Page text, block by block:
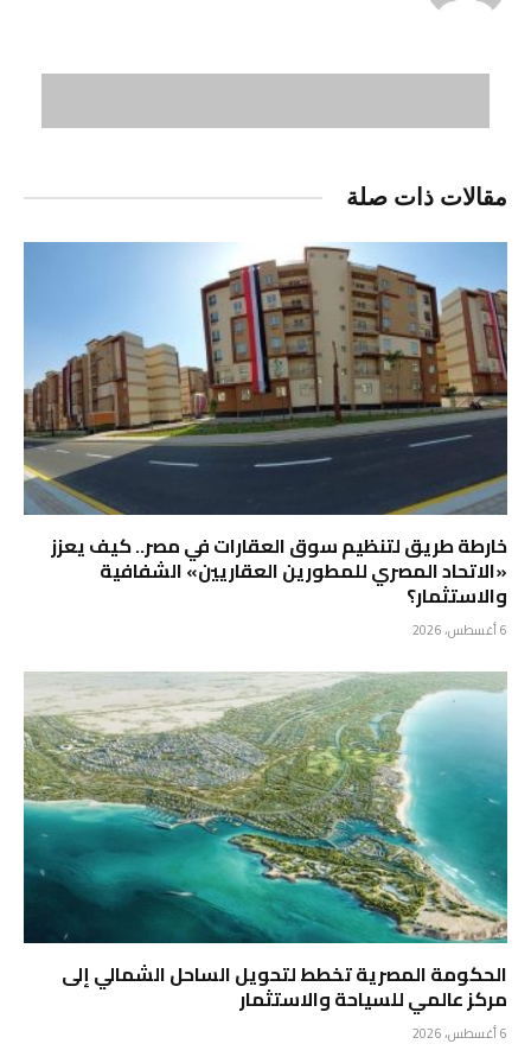
مقالات ذات صلة
خارطة طريق لتنظيم سوق العقارات في مصر.. كيف يعزز
«الاتحاد المصري للمطورين العقاريين» الشفافية
والاستثمار؟
6 أغسطس، 2026
الحكومة المصرية تخطط لتحويل الساحل الشمالي إلى
مركز عالمي للسياحة والاستثمار
6 أغسطس، 2026